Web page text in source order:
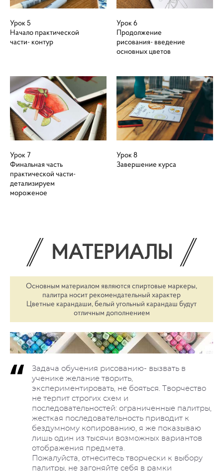
Урок 5
Начало практической
части- контур
Урок 6
Продолжение
рисования- введение
основных цветов
Урок 7
Финальная часть
практической части-
детализируем
мороженое
Урок 8
Завершение курса
МАТЕРИАЛЫ
Основным материалом являются спиртовые маркеры,
палитра носит рекомендательный характер
Цветные карандаши, белый угольный карандаш будут
отличным дополнением
Задача обучения рисованию- вызвать в
ученике желание творить,
экспериментировать, не бояться. Творчество
не терпит строгих схем и
последовательностей: ограниченные палитры,
жесткая последовательность приводит к
бездумному копированию, я же показываю
лишь один из тысячи возможных вариантов
отображения предмета.
Пожалуйста, отнеситесь творчески к выбору
палитры, не загоняйте себя в рамки